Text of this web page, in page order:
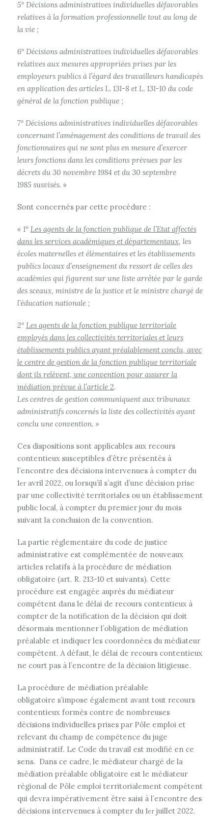
5° Décisions administratives individuelles défavorables
relatives à la formation professionnelle tout au long de
la vie ;
6° Décisions administratives individuelles défavorables
relatives aux mesures appropriées prises par les
employeurs publics à l’égard des travailleurs handicapés
en application des articles L. 131-8 et L. 131-10 du code
général de la fonction publique ;
7° Décisions administratives individuelles défavorables
concernant l’aménagement des conditions de travail des
fonctionnaires qui ne sont plus en mesure d’exercer
leurs fonctions dans les conditions prévues par les
décrets du 30 novembre 1984 et du 30 septembre
1985 susvisés. »
Sont concernés par cette procédure :
« 1° Les agents de la fonction publique de l’Etat affectés
dans les services académiques et départementaux, les
écoles maternelles et élémentaires et les établissements
publics locaux d’enseignement du ressort de celles des
académies qui figurent sur une liste arrêtée par le garde
des sceaux, ministre de la justice et le ministre chargé de
l’éducation nationale ;
2° Les agents de la fonction publique territoriale
employés dans les collectivités territoriales et leurs
établissements publics ayant préalablement conclu, avec
le centre de gestion de la fonction publique territoriale
dont ils relèvent, une convention pour assurer la
médiation prévue à l’article 2.
Les centres de gestion communiquent aux tribunaux
administratifs concernés la liste des collectivités ayant
conclu une convention. »
Ces dispositions sont applicables aux recours
contentieux susceptibles d’être présentés à
l’encontre des décisions intervenues à compter du
1er avril 2022, ou lorsqu’il s’agit d’une décision prise
par une collectivité territoriales ou un établissement
public local, à compter du premier jour du mois
suivant la conclusion de la convention.
La partie réglementaire du code de justice
administrative est complémentée de nouveaux
articles relatifs à la procédure de médiation
obligatoire (art. R. 213-10 et suivants). Cette
procédure est engagée auprès du médiateur
compétent dans le délai de recours contentieux à
compter de la notification de la décision qui doit
désormais mentionner l’obligation de médiation
préalable et indiquer les coordonnées du médiateur
compétent. A défaut, le délai de recours contentieux
ne court pas à l’encontre de la décision litigieuse.
La procédure de médiation préalable
obligatoire s’impose également avant tout recours
contentieux formés contre de nombreuses
décisions individuelles prises par Pôle emploi et
relevant du champ de compétence du juge
administratif. Le Code du travail est modifié en ce
sens. Dans ce cadre, le médiateur chargé de la
médiation préalable obligatoire est le médiateur
régional de Pôle emploi territorialement compétent
qui devra impérativement être saisi à l’encontre des
décisions intervenues à compter du 1er juillet 2022.